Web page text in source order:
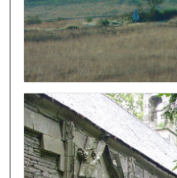
Image